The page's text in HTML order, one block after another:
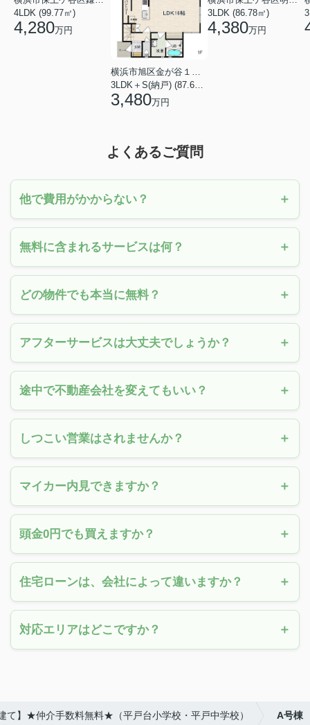
4LDK (99.77㎡)
4,280万円
3,480万円
3LDK (86.78㎡)
4,380万円
よくあるご質問
他で費用がかからない？
無料に含まれるサービスは何？
どの物件でも本当に無料？
アフターサービスは大丈夫でしょうか？
途中で不動産会社を変えてもいい？
しつこい営業はされませんか？
マイカー内見できますか？
頭金0円でも買えますか？
住宅ローンは、会社によって違いますか？
対応エリアはどこですか？
て】★仲介手数料無料★（平戸台小学校・平戸中学校） A号棟